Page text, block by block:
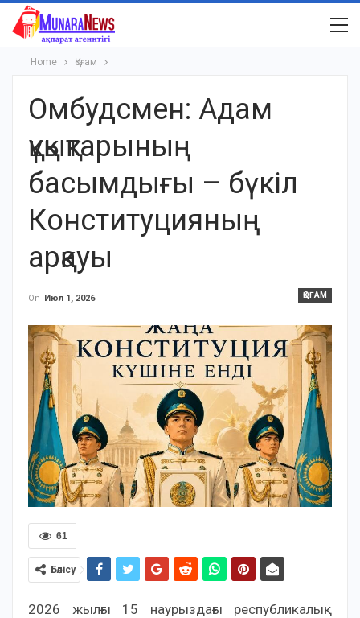
Home Қоғам
Омбудсмен: Адам
құқықтарының
басымдығы – бүкіл
Конституцияның
арқауы
ҚОҒАМ
On Июл 1, 2026
61
Бөлісу
2026 жылғы 15 наурыздағы республикалық